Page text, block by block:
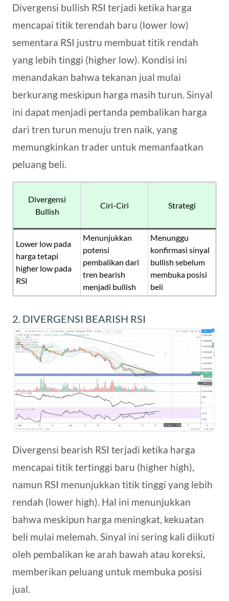
Divergensi bullish RSI terjadi ketika harga
mencapai titik terendah baru (lower low)
sementara RSI justru membuat titik rendah
yang lebih tinggi (higher low). Kondisi ini
menandakan bahwa tekanan jual mulai
berkurang meskipun harga masih turun. Sinyal
ini dapat menjadi pertanda pembalikan harga
dari tren turun menuju tren naik, yang
memungkinkan trader untuk memanfaatkan
peluang beli.
Divergensi
Bullish
Ciri-Ciri Strategi
Lower low pada
harga tetapi
higher low pada
RSI
Menunjukkan
potensi
pembalikan dari
tren bearish
menjadi bullish
Menunggu
konfirmasi sinyal
bullish sebelum
membuka posisi
beli
2. DIVERGENSI BEARISH RSI
Divergensi bearish RSI terjadi ketika harga
mencapai titik tertinggi baru (higher high),
namun RSI menunjukkan titik tinggi yang lebih
rendah (lower high). Hal ini menunjukkan
bahwa meskipun harga meningkat, kekuatan
beli mulai melemah. Sinyal ini sering kali diikuti
oleh pembalikan ke arah bawah atau koreksi,
memberikan peluang untuk membuka posisi
jual.